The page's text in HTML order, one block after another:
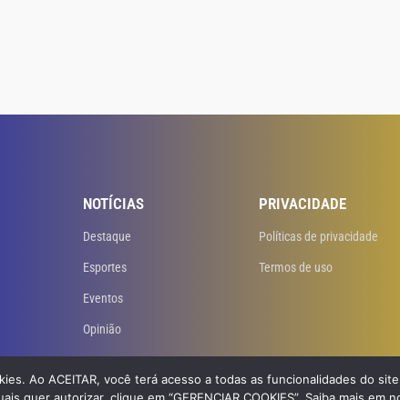
NOTÍCIAS
Destaque
Esportes
Eventos
Opinião
PRIVACIDADE
Políticas de privacidade
Termos de uso
por GB Dev – Agência de Websites
Ao ACEITAR, você terá acesso a todas as funcionalidades do site.